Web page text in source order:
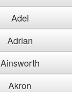
Adel
Adrian
Ainsworth
Akron